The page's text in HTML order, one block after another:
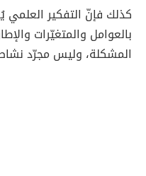
كذلك فإنّ التفكير العلمي
بالعوامل والمتغيّرات
المشكلة، وليس مجرّد